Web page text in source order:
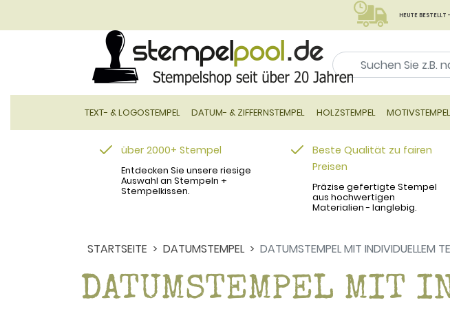
HEUTE BESTELLT
TEXT- & LOGOSTEMPEL DATUM- & ZIFFERNSTEMPEL HOLZSTEMPEL MOTIVSTEMPEL
über 2000+ Stempel
Entdecken Sie unsere riesige
Auswahl an Stempeln +
Stempelkissen.
Beste Qualität zu fairen
Preisen
Präzise gefertigte Stempel
aus hochwertigen
Materialien - langlebig.
STARTSEITE DATUMSTEMPEL DATUMSTEMPEL MIT INDIVIDUELLEM
DATUMSTEMPEL MIT